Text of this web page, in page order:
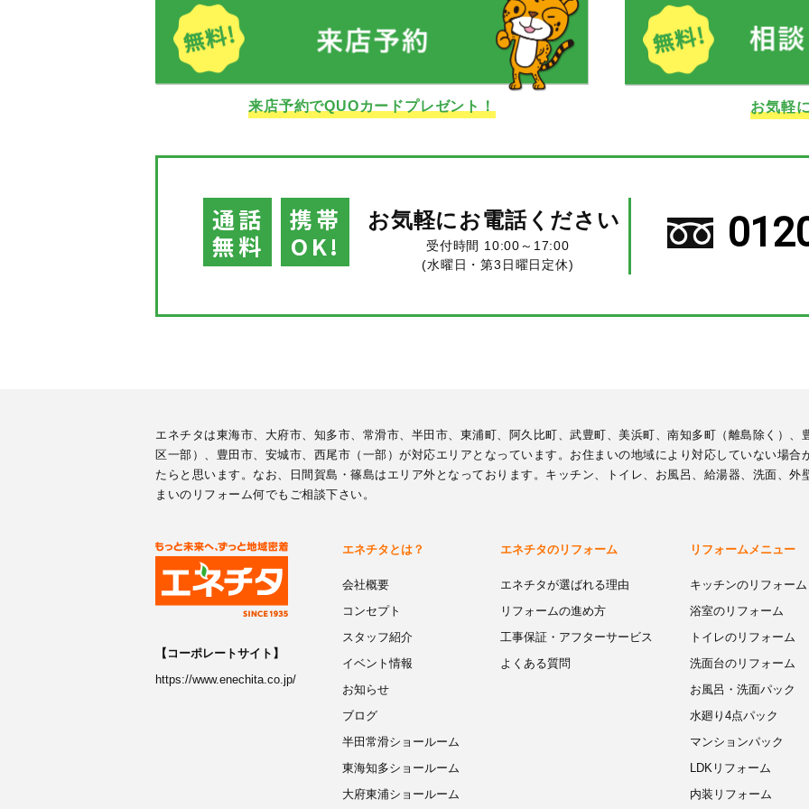
来店予約でQUOカードプレゼント！ お気軽
通話
無料
携帯
OK!
お気軽にお電話ください
受付時間 10:00～17:00
(水曜日・第3日曜日定休)
エネチタは東海市、大府市、知多市、常滑市、半田市、東浦町、阿久比町、武豊町、美浜町、南知多町（離島除く）
区一部）、豊田市、安城市、西尾市（一部）が対応エリアとなっています。お住まいの地域により対応していない場
たらと思います。なお、日間賀島・篠島はエリア外となっております。キッチン、トイレ、お風呂、給湯器、洗面、
まいのリフォーム何でもご相談下さい。
【コーポレートサイト】
https://www.enechita.co.jp/
エネチタとは？
会社概要
コンセプト
スタッフ紹介
イベント情報
お知らせ
ブログ
半田常滑ショールーム
東海知多ショールーム
大府東浦ショールーム
エネチタのリフォーム
エネチタが選ばれる理由
リフォームの進め方
工事保証・アフターサービス
よくある質問
リフォームメニュー
キッチンのリフォーム
浴室のリフォーム
トイレのリフォーム
洗面台のリフォーム
お風呂・洗面パック
水廻り4点パック
マンションパック
LDKリフォーム
内装リフォーム